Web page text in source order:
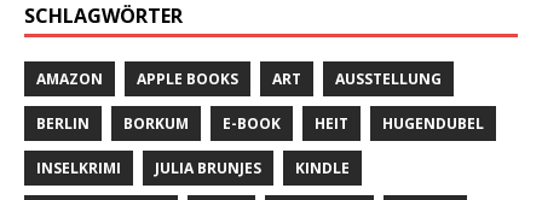
SCHLAGWÖRTER
AMAZON APPLE BOOKS ART AUSSTELLUNG
BERLIN BORKUM E-BOOK HEIT HUGENDUBEL
INSELKRIMI JULIA BRUNJES KINDLE